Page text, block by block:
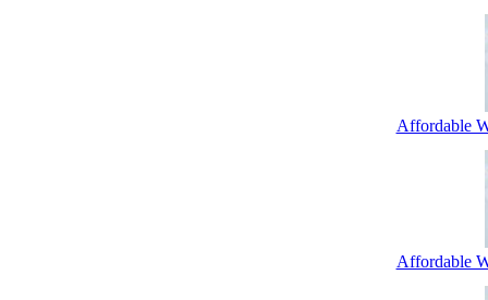
Affordable
Affordable